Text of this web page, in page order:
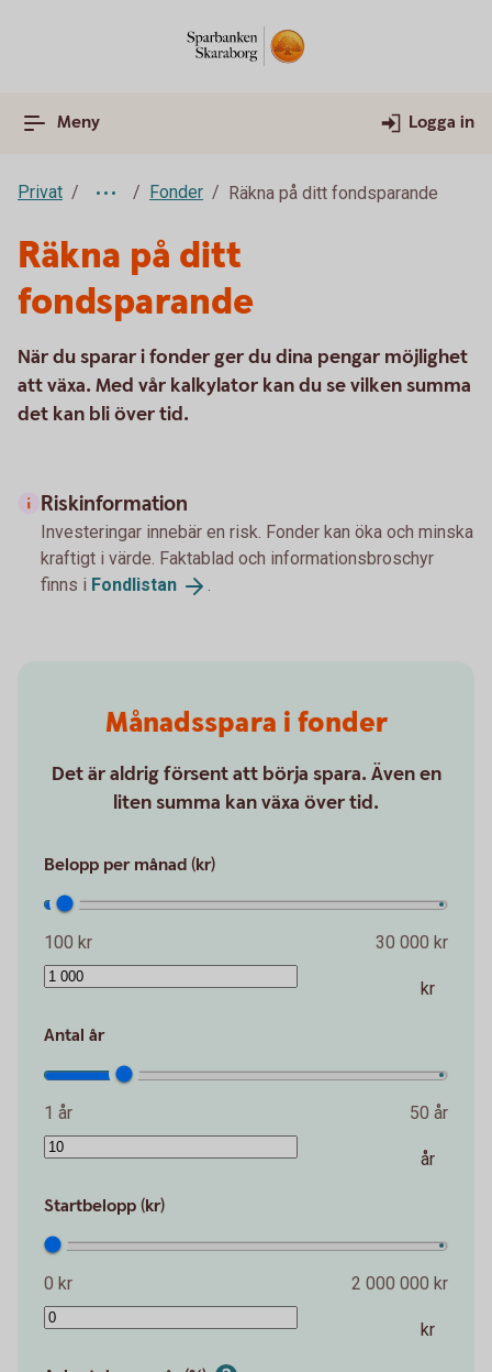
Meny Logga in
Privat Fonder Räkna på ditt fondsparande
Räkna på ditt
fondsparande
När du sparar i fonder ger du dina pengar möjlighet
att växa. Med vår kalkylator kan du se vilken summa
det kan bli över tid.
Riskinformation
Investeringar innebär en risk. Fonder kan öka och minska
kraftigt i värde. Faktablad och informationsbroschyr
finns i Fondlistan .
Månadsspara i fonder
Det är aldrig försent att börja spara. Även en
liten summa kan växa över tid.
Belopp per månad (kr)
100 kr 30 000 kr
kr
Antal år
1 år 50 år
år
Startbelopp (kr)
0 kr 2 000 000 kr
kr